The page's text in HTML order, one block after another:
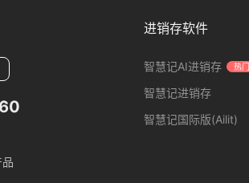
进销存软件
智慧记AI进销存 热门
智慧记进销存
智慧记国际版(Ailit)